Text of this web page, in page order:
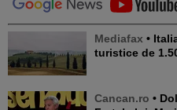
Mediafax • Italia inaugurează o rețea de trasee
turistice de
Cancan.ro • Doliu pentru Dan Diaconescu.